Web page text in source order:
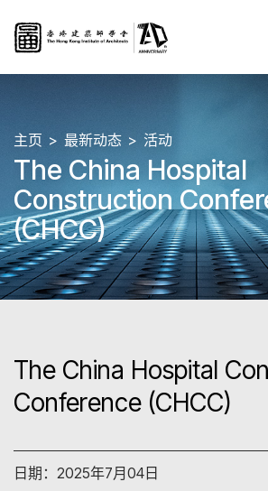
主页 最新动态 活动
The China Hospital
Construction
(CHCC)
The China Hospital
Conference (CHCC)
日期：2025年7月04日